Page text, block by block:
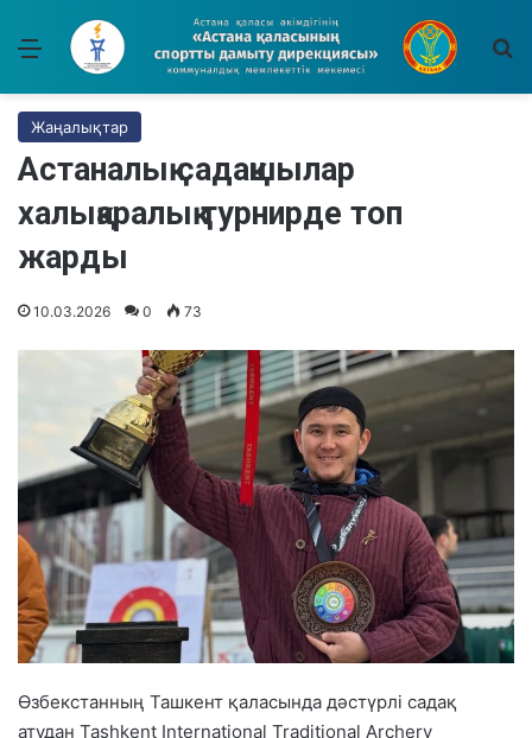
Мәзір
Жаңалықтар
Астаналық садақшылар
халықаралық турнирде топ
жарды
10.03.2026 0 73
Өзбекстанның Ташкент қаласында дәстүрлі садақ
атудан Tashkent International Traditional Archery